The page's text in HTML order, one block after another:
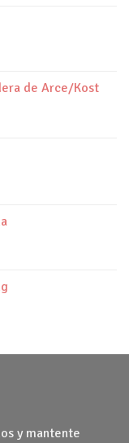
de Arce/Kost
y mantente